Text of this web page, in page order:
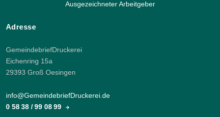
Ausgezeichneter Arbeitgeber
Adresse
GemeindebriefDruckerei
Eichenring 15a
29393 Groß Oesingen
info@GemeindebriefDruckerei.de
0 58 38 / 99 08 99